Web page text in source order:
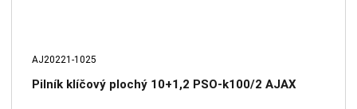
AJ20221-1025
Pilník klíčový plochý 10+1,2 PSO-k100/2 AJAX